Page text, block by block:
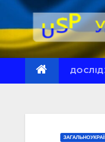
Перейти
вмісту